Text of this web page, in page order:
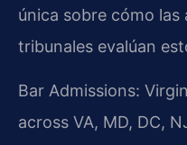
única sobre cómo las
tribunales evalúan
Bar Admissions:
across VA, MD, DC,